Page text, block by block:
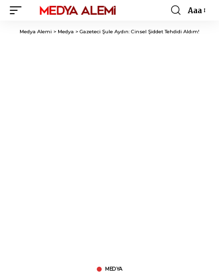
Font
Resizer
Aaa
Medya Alemi > Medya > Gazeteci Şule Aydın: Cinsel Şiddet Tehdidi Aldım!
MEDYA